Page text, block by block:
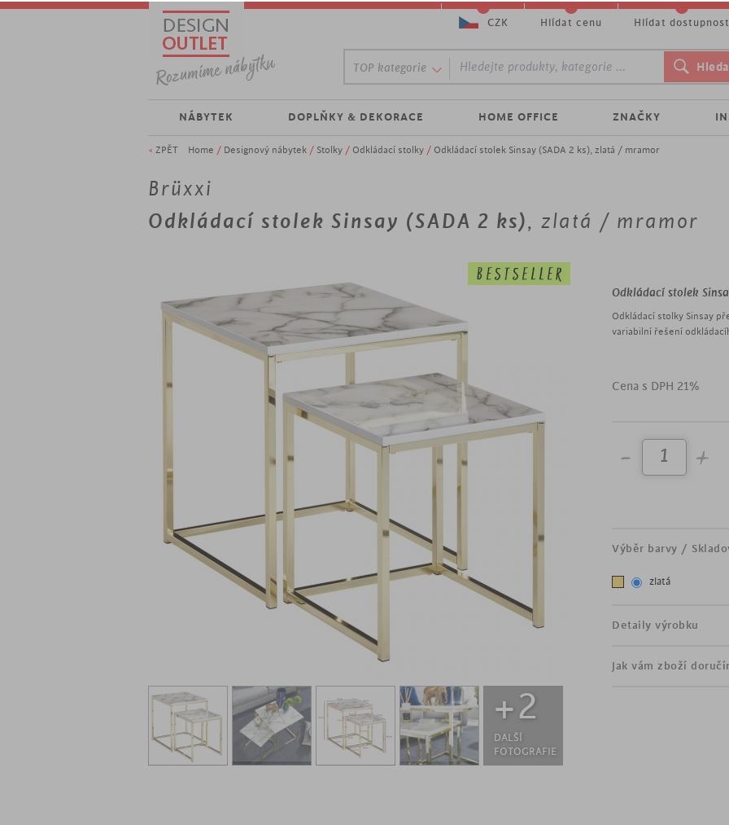
< ZPĚT Home / Designový nábytek / Stolky / Odkládací stolky / Odkládací stolek Sinsay (SADA 2 ks), zlatá / mramor
Brüxxi
Odkládací stolek Sinsay (SADA 2 ks), zlatá / mramor
+2
DALŠÍ
FOTOGRAFIE
Odkládací stolek
Odkládací stolky Sinsay
variabilní řešení
designový odkládací
malý stůl šířka: 35 cm,
podnož z oceli
stolová deska
Cena s DPH 21%
Výběr barvy /
zlatá
Detaily výrobku
Jak vám zboží
TOP kategorie
NÁBYTEK DOPLŇKY & DEKORACE HOME OFFICE ZNAČKY
CZK Hlídat cenu Hlídat dostupnost